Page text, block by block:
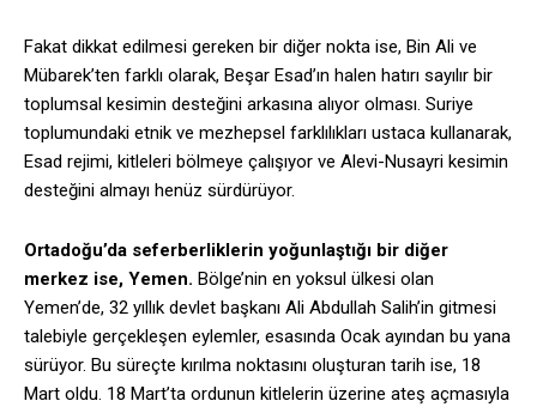
Fakat dikkat edilmesi gereken bir diğer nokta ise, Bin Ali ve
Mübarek’ten farklı olarak, Beşar Esad’ın halen hatırı sayılır bir
toplumsal kesimin desteğini arkasına alıyor olması. Suriye
toplumundaki etnik ve mezhepsel farklılıkları ustaca kullanarak,
Esad rejimi, kitleleri bölmeye çalışıyor ve Alevi-Nusayri kesimin
desteğini almayı henüz sürdürüyor.
Ortadoğu’da seferberliklerin yoğunlaştığı bir diğer
merkez ise, Yemen. Bölge’nin en yoksul ülkesi olan
Yemen’de, 32 yıllık devlet başkanı Ali Abdullah Salih’in gitmesi
talebiyle gerçekleşen eylemler, esasında Ocak ayından bu yana
sürüyor. Bu süreçte kırılma noktasını oluşturan tarih ise, 18
Mart oldu. 18 Mart’ta ordunun kitlelerin üzerine ateş açmasıyla